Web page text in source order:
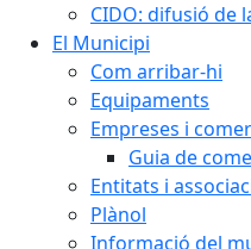
CIDO: difusió de
El Municipi
Com arribar-hi
Equipaments
Empreses i
Guia de
Entitats i
Plànol
Informació del